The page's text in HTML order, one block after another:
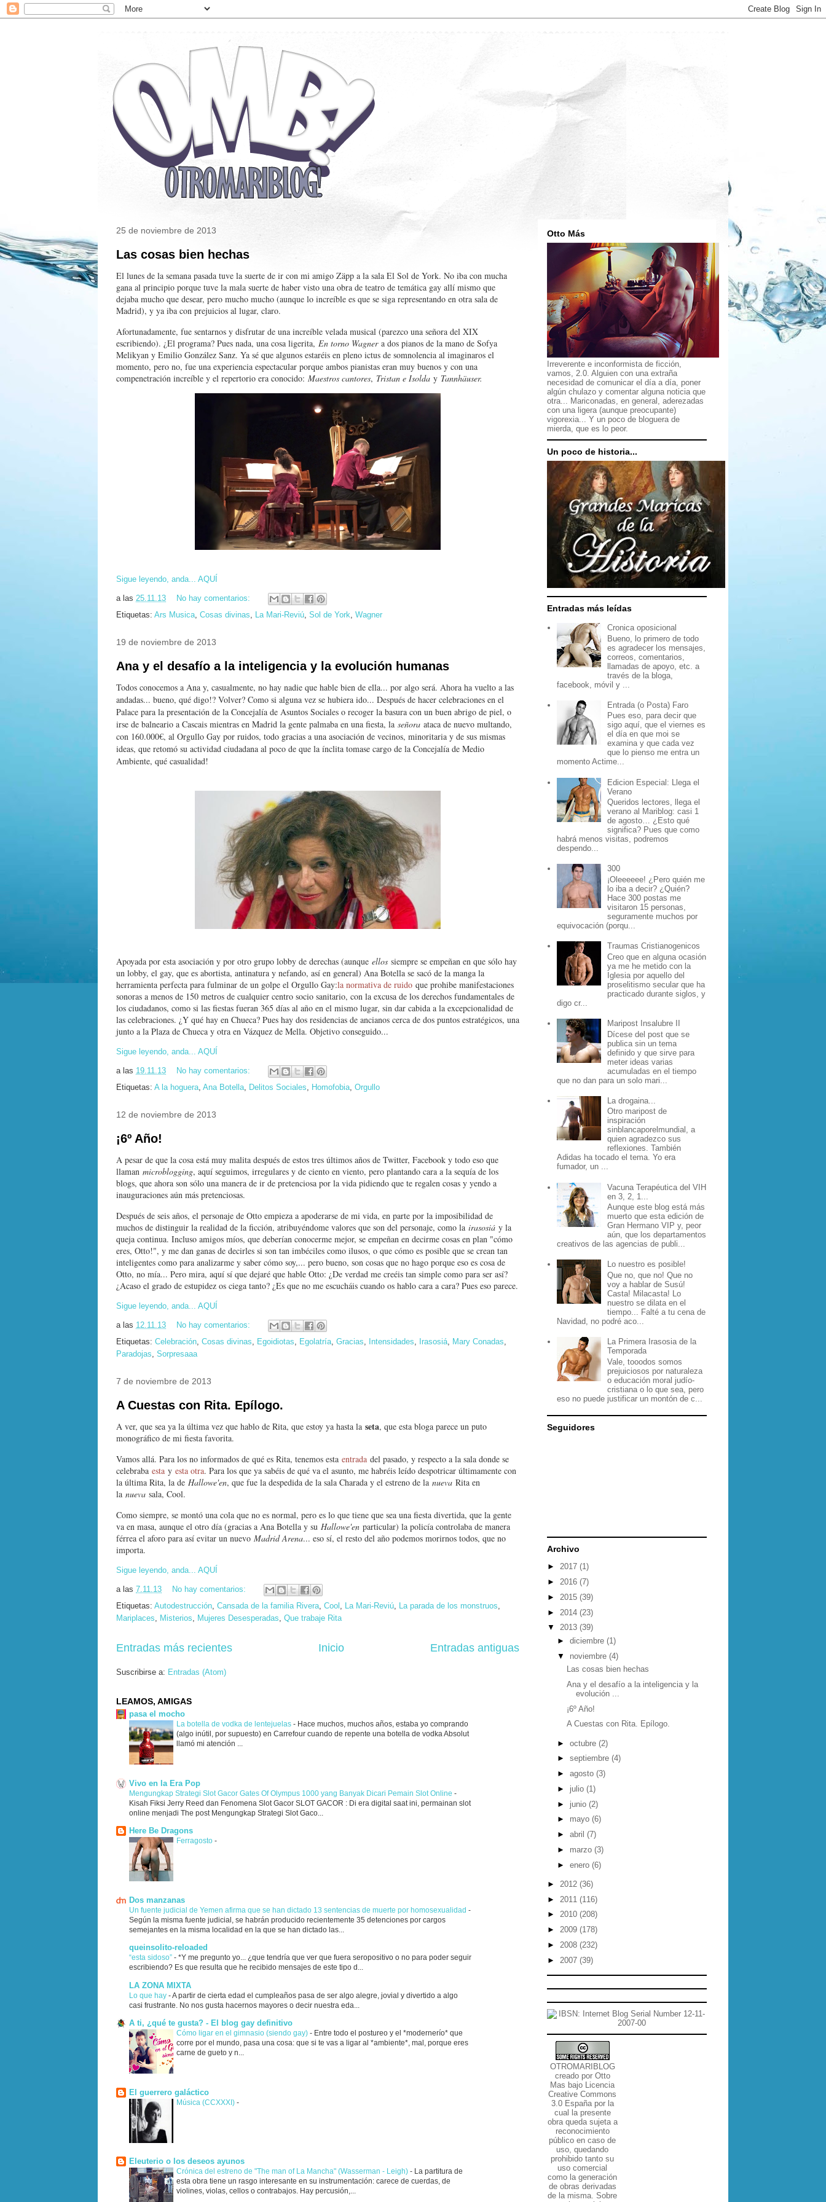
25 de noviembre de 2013
Las cosas bien hechas
El lunes de la semana pasada tuve la suerte de ir con mi amigo Zäpp a la sala El Sol de York. No iba con mucha
gana al principio porque tuve la mala suerte de haber visto una obra de teatro de temática gay allí mismo que
dejaba mucho que desear, pero mucho mucho (aunque lo increíble es que se siga representando en otra sala de
Madrid), y ya iba con prejuicios al lugar, claro.
Afortunadamente, fue sentarnos y disfrutar de una increíble velada musical (parezco una señora del XIX
escribiendo). ¿El programa? Pues nada, una cosa ligerita, En torno Wagnera dos pianos de la mano de Sofya
Melikyan y Emilio González Sanz. Ya sé que algunos estaréis en pleno ictus de somnolencia al imaginaros el
momento, pero no, fue una experiencia espectacular porque ambos pianistas eran muy buenos y con una
compenetración increíble y el repertorio era conocido: Maestros cantores, Tristan e Isolda y Tannhäuser.
Sigue leyendo, anda... AQUÍ
a las 25.11.13
No hay comentarios:
Etiquetas: Ars Musica, Cosas divinas, La Mari-Reviú, Sol de York, Wagner
19 de noviembre de 2013
Ana y el desafío a la inteligencia y la evolución humanas
Todos conocemos a Ana y, casualmente, no hay nadie que hable bien de ella... por algo será. Ahora ha vuelto a las
andadas... bueno, qué digo!? Volver? Como si alguna vez se hubiera ido... Después de hacer celebraciones en el
Palace para la presentación de la Concejalía de Asuntos Sociales o recoger la basura con un buen abrigo de piel, o
irse de balneario a Cascais mientras en Madrid la gente palmaba en una fiesta, la señora ataca de nuevo multando,
con 160.000€, al Orgullo Gay por ruidos, todo gracias a una asociación de vecinos, minoritaria y de sus mismas
ideas, que retomó su actividad ciudadana al poco de que la ínclita tomase cargo de la Concejalía de Medio
Ambiente, qué casualidad!
Apoyada por esta asociación y por otro grupo lobby de derechas (aunque ellos siempre se empeñan en que sólo hay
un lobby, el gay, que es abortista, antinatura y nefando, así en general) Ana Botella se sacó de la manga la
herramienta perfecta para fulminar de un golpe el Orgullo Gay:la normativa de ruido que prohibe manifestaciones
sonoras a menos de 150 metros de cualquier centro socio sanitario, con la excusa de los derechos fundamentales de
los ciudadanos, como si las fiestas fueran 365 días al año en el mismo lugar, sin dar cabida a la excepcionalidad de
las celebraciones. ¿Y qué hay en Chueca? Pues hay dos residencias de ancianos cerca de dos puntos estratégicos, una
junto a la Plaza de Chueca y otra en Vázquez de Mella. Objetivo conseguido...
Sigue leyendo, anda... AQUÍ
a las 19.11.13
No hay comentarios:
Etiquetas: A la hoguera, Ana Botella, Delitos Sociales, Homofobia, Orgullo
12 de noviembre de 2013
¡6º Año!
A pesar de que la cosa está muy malita después de estos tres últimos años de Twitter, Facebook y todo eso que
llaman microblogging, aquí seguimos, irregulares y de ciento en viento, pero plantando cara a la sequía de los
blogs, que ahora son sólo una manera de ir de pretenciosa por la vida pidiendo que te regalen cosas y yendo a
inauguraciones aún más pretenciosas.
Después de seis años, el personaje de Otto empieza a apoderarse de mi vida, en parte por la imposibilidad de
muchos de distinguir la realidad de la ficción, atribuyéndome valores que son del personaje, como la irasosiá y la
queja continua. Incluso amigos míos, que deberían conocerme mejor, se empeñan en decirme cosas en plan "cómo
eres, Otto!", y me dan ganas de decirles si son tan imbéciles como ilusos, o que cómo es posible que se crean tan
inteligentes como para analizarme y saber cómo soy,... pero bueno, son cosas que no hago porque eso es cosa de
Otto, no mía... Pero mira, aquí sí que dejaré que hable Otto: ¿De verdad me creéis tan simple como para ser así?
¿Acaso el grado de estupidez os ciega tanto? ¿Es que no me escucháis cuando os hablo cara a cara? Pues eso parece.
Sigue leyendo, anda... AQUÍ
a las 12.11.13
No hay comentarios:
Etiquetas: Celebración, Cosas divinas, Egoidiotas, Egolatría, Gracias, Intensidades, Irasosiá, Mary Conadas,
Paradojas, Sorpresaaa
7 de noviembre de 2013
A Cuestas con Rita. Epílogo.
A ver, que sea ya la última vez que hablo de Rita, que estoy ya hasta la seta, que esta bloga parece un puto
monográfico de mi fiesta favorita.
Vamos allá. Para los no informados de qué es Rita, tenemos esta entrada del pasado, y respecto a la sala donde se
celebraba esta y esta otra. Para los que ya sabéis de qué va el asunto, me habréis leído despotricar últimamente con
la última Rita, la de Hallowe'en, que fue la despedida de la sala Charada y el estreno de la nueva Rita en
la nueva sala, Cool.
Como siempre, se montó una cola que no es normal, pero es lo que tiene que sea una fiesta divertida, que la gente
va en masa, aunque el otro día (gracias a Ana Botella y su Hallowe'en particular) la policía controlaba de manera
férrea el aforo para así evitar un nuevo Madrid Arena... eso sí, el resto del año podemos morirnos todos, que no
importa.
Sigue leyendo, anda... AQUÍ
a las 7.11.13
No hay comentarios:
Etiquetas: Autodestrucción, Cansada de la familia Rivera, Cool , La Mari-Reviú, La parada de los monstruos,
Mariplaces, Misterios, Mujeres Desesperadas, Que trabaje Rita
Entradas más recientes Entradas antiguas
Inicio
Suscribirse a: Entradas (Atom)
LEAMOS, AMIGAS
pasa el mocho
La botella de vodka de lentejuelas - Hace muchos, muchos años, estaba yo comprando
(algo inútil, por supuesto) en Carrefour cuando de repente una botella de vodka Absolut
llamó mi atención ...
Vivo en la Era Pop
Mengungkap Strategi Slot Gacor Gates Of Olympus 1000 yang Banyak Dicari Pemain Slot Online -
Kisah Fiksi Jerry Reed dan Fenomena Slot Gacor SLOT GACOR : Di era digital saat ini, permainan slot
online menjadi The post Mengungkap Strategi Slot Gaco...
Here Be Dragons
Ferragosto -
Dos manzanas
Un fuente judicial de Yemen afirma que se han dictado 13 sentencias de muerte por homosexualidad -
Según la misma fuente judicial, se habrán producido recientemente 35 detenciones por cargos
semejantes en la misma localidad en la que se han dictado las...
queinsolito-reloaded
“esta sidoso” - *Y me pregunto yo... ¿que tendría que ver que fuera seropositivo o no para poder seguir
escribiendo? Es que resulta que he recibido mensajes de este tipo d...
LA ZONA MIXTA
Lo que hay -A partir de cierta edad el cumpleaños pasa de ser algo alegre, jovial y divertido a algo
casi frustrante. No nos gusta hacernos mayores o decir nuestra eda...
A ti, ¿qué te gusta? - El blog gay definitivo
Cómo ligar en el gimnasio (siendo gay) - Entre todo el postureo y el *modernerío* que
corre por el mundo, pasa una cosa: que si te vas a ligar al *ambiente*, mal, porque eres
carne de gueto y n...
El guerrero galáctico
Música (CCXXXI) -
Eleuterio o los deseos ayunos
Crónica del estreno de "The man of La Mancha" (Wasserman - Leigh) - La partitura de
esta obra tiene un rasgo interesante en su instrumentación: carece de cuerdas, de
violines, violas, cellos o contrabajos. Hay percusión,...
Otto Más
Irreverente e inconformista de ficción,
vamos, 2.0. Alguien con una extraña
necesidad de comunicar el día a día, poner
algún chulazo y comentar alguna noticia que
otra... Mariconadas, en general, aderezadas
con una ligera (aunque preocupante)
vigorexia... Y un poco de bloguera de
mierda, que es lo peor.
Un poco de historia...
Entradas más leídas
Cronica oposicional
Bueno, lo primero de todo
es agradecer los mensajes,
correos, comentarios,
llamadas de apoyo, etc. a
través de la bloga,
facebook, móvil y ...
Entrada (o Posta) Faro
Pues eso, para decir que
sigo aquí, que el viernes es
el día en que moi se
examina y que cada vez
que lo pienso me entra un
momento Actime...
Edicion Especial: Llega el
Verano
Queridos lectores, llega el
verano al Mariblog: casi 1
de agosto… ¿Esto qué
significa? Pues que como
habrá menos visitas, podremos
despendo...
300
¡Oleeeeee! ¿Pero quién me
lo iba a decir? ¿Quién?
Hace 300 postas me
visitaron 15 personas,
seguramente muchos por
equivocación (porqu...
Traumas Cristianogenicos
Creo que en alguna ocasión
ya me he metido con la
Iglesia por aquello del
proselitismo secular que ha
practicado durante siglos, y
digo cr...
Maripost Insalubre II
Dícese del post que se
publica sin un tema
definido y que sirve para
meter ideas varias
acumuladas en el tiempo
que no dan para un solo mari...
La drogaina...
Otro maripost de
inspiración
sinblancaporelmundial, a
quien agradezco sus
reflexiones. También
Adidas ha tocado el tema. Yo era
fumador, un ...
Vacuna Terapéutica del VIH
en 3, 2, 1...
Aunque este blog está más
muerto que esta edición de
Gran Hermano VIP y, peor
aún, que los departamentos
creativos de las agencias de publi...
Lo nuestro es posible!
Que no, que no! Que no
voy a hablar de Susú!
Casta! Milacasta! Lo
nuestro se dilata en el
tiempo... Falté a tu cena de
Navidad, no podré aco...
La Primera Irasosia de la
Temporada
Vale, tooodos somos
prejuiciosos por naturaleza
o educación moral judío-
cristiana o lo que sea, pero
eso no puede justificar un montón de c...
Seguidores
Archivo
► 2017 (1)
► 2016 (7)
► 2015 (39)
► 2014 (23)
▼ 2013 (39)
► diciembre (1)
▼ noviembre (4)
Las cosas bien hechas
Ana y el desafío a la inteligencia y la
evolución ...
¡6º Año!
A Cuestas con Rita. Epílogo.
► octubre (2)
► septiembre (4)
► agosto (3)
► julio (1)
► junio (2)
► mayo (6)
► abril (7)
► marzo (3)
► enero (6)
► 2012 (36)
► 2011 (116)
► 2010 (208)
► 2009 (178)
► 2008 (232)
► 2007 (39)
OTROMARIBLOG
creado por Otto
Mas bajo Licencia
Creative Commons
3.0 España por la
cual la presente
obra queda sujeta a
reconocimiento
público en caso de
uso, quedando
prohibido tanto su
uso comercial
como la generación
de obras derivadas
de la misma. Sobre